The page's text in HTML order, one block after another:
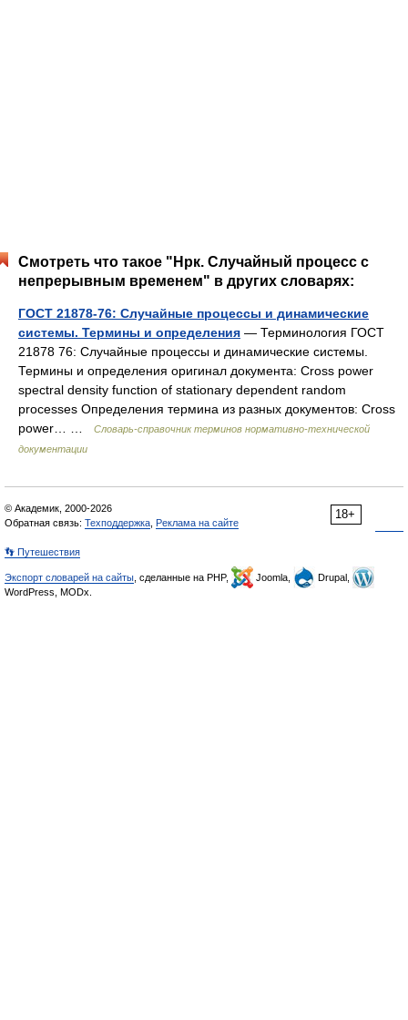
Смотреть что такое "Нрк. Случайный процесс с
непрерывным временем" в других словарях:
ГОСТ 21878-76: Случайные процессы и динамические
системы. Термины и определения — Терминология ГОСТ
21878 76: Случайные процессы и динамические системы.
Термины и определения оригинал документа: Cross power
spectral density function of stationary dependent random
processes Определения термина из разных документов: Cross
power… …
Словарь-справочник терминов нормативно-технической
документации
18+
© Академик, 2000-2026
Обратная связь: Техподдержка Реклама на сайте
👣 Путешествия
Экспорт словарей на сайты , сделанные на PHP, Joomla,
Drupal,
WordPress, MODx.